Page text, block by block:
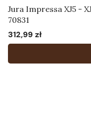
Jura Impressa XJ5 -
70831
Cena
312,99 zł